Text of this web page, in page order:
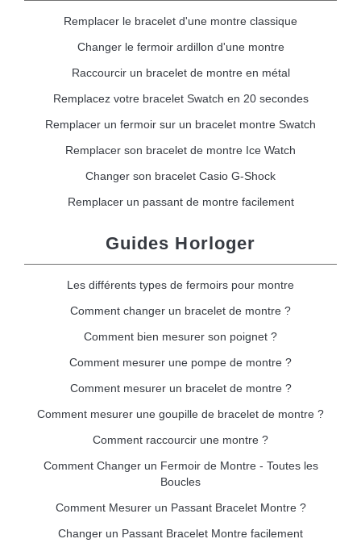
Remplacer le bracelet d'une montre classique
Changer le fermoir ardillon d'une montre
Raccourcir un bracelet de montre en métal
Remplacez votre bracelet Swatch en 20 secondes
Remplacer un fermoir sur un bracelet montre Swatch
Remplacer son bracelet de montre Ice Watch
Changer son bracelet Casio G-Shock
Remplacer un passant de montre facilement
Guides Horloger
Les différents types de fermoirs pour montre
Comment changer un bracelet de montre ?
Comment bien mesurer son poignet ?
Comment mesurer une pompe de montre ?
Comment mesurer un bracelet de montre ?
Comment mesurer une goupille de bracelet de montre ?
Comment raccourcir une montre ?
Comment Changer un Fermoir de Montre - Toutes les
Boucles
Comment Mesurer un Passant Bracelet Montre ?
Changer un Passant Bracelet Montre facilement